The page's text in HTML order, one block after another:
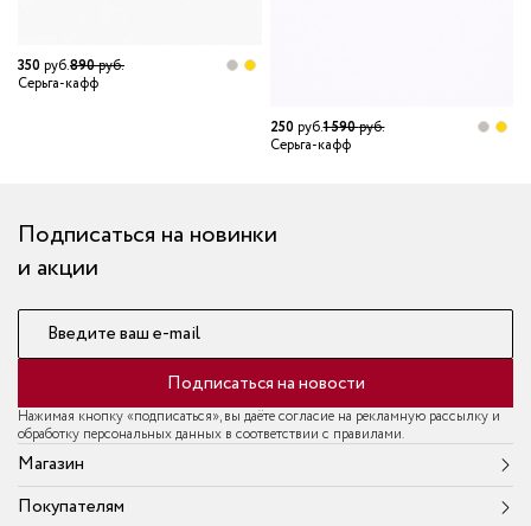
350руб.890руб.
Серьга-кафф
250руб.1 590руб.
Серьга-кафф
Подписаться на новинки
и акции
Введите ваш e-mail
Подписаться на новости
Нажимая кнопку «подписаться», вы даёте согласие на рекламную рассылку и
обработку персональных данных в соответствии с правилами.
Магазин
Покупателям